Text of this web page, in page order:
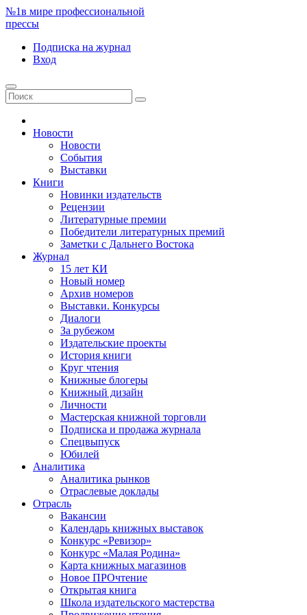
№1в мире профессиональной
прессы
Подписка на журнал
Вход
Новости
Новости
События
Выставки
Книги
Новинки издательств
Рецензии
Литературные премии
Победители литературных премий
Заметки с Дальнего Востока
Журнал
15 лет КИ
Новый номер
Архив номеров
Выставки. Конкурсы
Диалоги
За рубежом
Издательские проекты
История книги
Круг чтения
Книжные блогеры
Книжный дизайн
Личности
Мастерская книжной торговли
Подписка и продажа журнала
Спецвыпуск
Юбилей
Аналитика
Аналитика рынков
Отраслевые доклады
Отрасль
Вакансии
Календарь книжных выставок
Конкурс «Ревизор»
Конкурс «Малая Родина»
Карта книжных магазинов
Новое ПРОчтение
Открытая книга
Школа издательского мастерства